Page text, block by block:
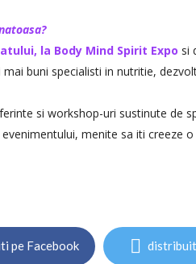
la Body Mind Spirit Expo si
buni specialisti in nutritie,
si workshop-uri sustinute de
menite sa iti creeze o
pe Facebook